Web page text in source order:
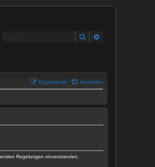
Suche
Anmelden
Registrieren
Regelungen einverstanden.